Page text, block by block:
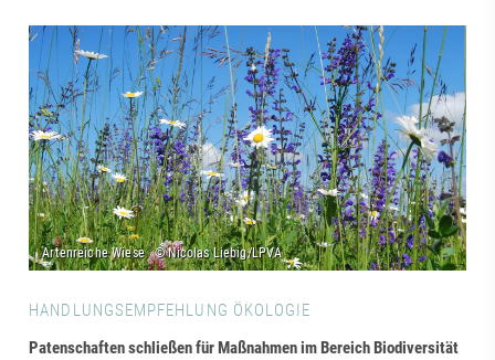
HANDLUNGSEMPFEHLUNG ÖKOLOGIE
Patenschaften schließen für Maßnahmen im Bereich Biodiversität